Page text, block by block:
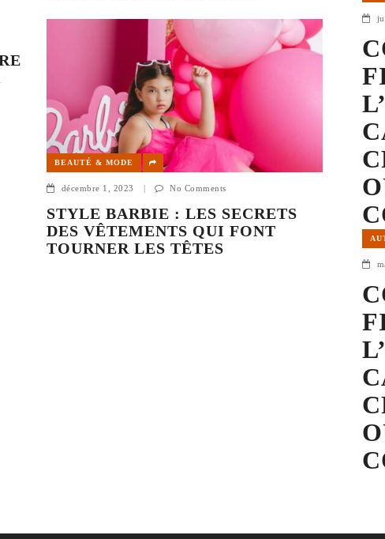
BEAUTÉ & MODE
décembre 1, 2023 No Comments
STYLE BARBIE : LES SECRETS
DES VÊTEMENTS QUI FONT
TOURNER LES TÊTES